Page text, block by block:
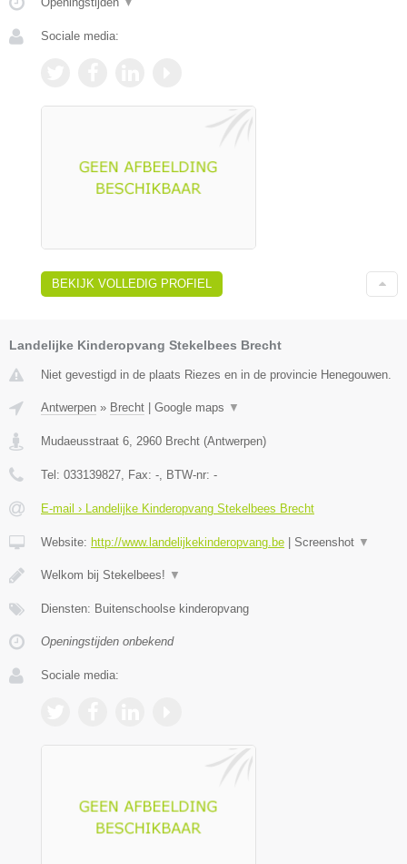
Sociale media:
BEKIJK VOLLEDIG PROFIEL
Landelijke Kinderopvang Stekelbees Brecht
Niet gevestigd in de plaats Riezes en in de provincie Henegouwen.
Antwerpen » Brecht Google maps ▼
Mudaeusstraat 6, 2960 Brecht (Antwerpen)
Tel: 033139827, Fax: -, BTW-nr: -
E-mail › Landelijke Kinderopvang Stekelbees Brecht
Website: http://www.landelijkekinderopvang.be Screenshot ▼
Welkom bij Stekelbees! ▼
Diensten: Buitenschoolse kinderopvang
Openingstijden onbekend
Sociale media: